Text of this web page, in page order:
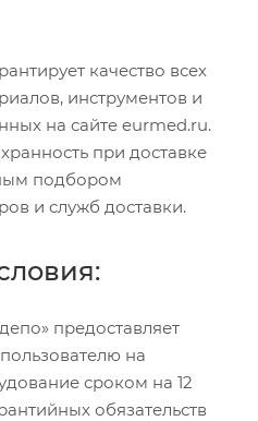
качество всех
инструментов и
на сайте eurmed.ru.
при доставке
подбором
и служб доставки.
предоставляет
на
сроком на 12
обязательств